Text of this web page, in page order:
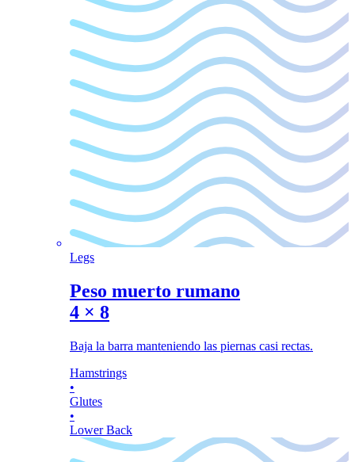
Legs
Peso muerto rumano
4 × 8
Baja la barra manteniendo las piernas casi rectas.
Hamstrings
•
Glutes
•
Lower Back